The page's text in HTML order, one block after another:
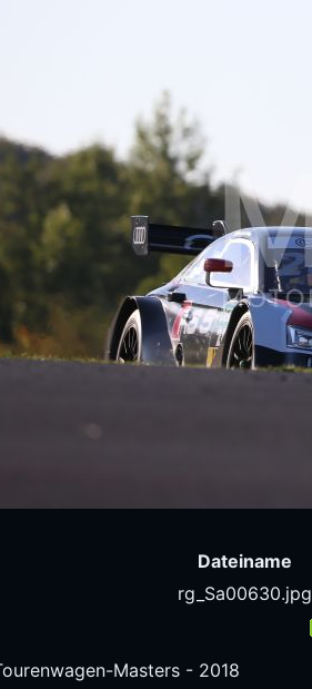
Dateiname
rg_Sa00630.jpg
Masters - 2018